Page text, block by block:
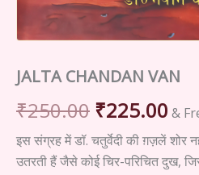
JALTA CHANDAN VAN
₹250.00 Original
price
₹225.00 &
इस संग्रह में डॉ. चतुर्वेदी की ग़ज़लें शोर
उतरती हैं जैसे कोई चिर-परिचित दुख,